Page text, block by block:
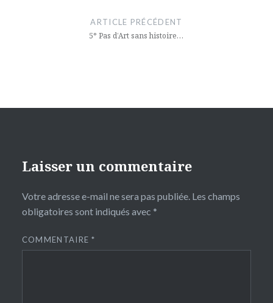
ARTICLE PRÉCÉDENT
5° Pas d’Art sans histoire…
Laisser un commentaire
Votre adresse e-mail ne sera pas publiée. Les champs
obligatoires sont indiqués avec *
COMMENTAIRE*